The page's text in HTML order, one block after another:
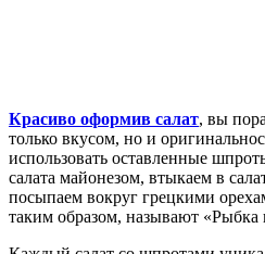
Красиво оформив салат, вы
только вкусом, но и
использовать оставленные
салата майонезом, втыкаем в
посыпаем вокруг грецкими
таким образом, называют «Рыбка